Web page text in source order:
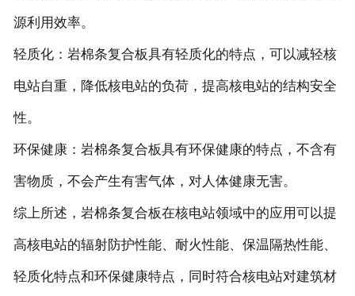
源利用效率。
轻质化：岩棉条复合板具有轻质化的特点，可以减轻核
电站自重，降低核电站的负荷，提高核电站的结构安全
性。
环保健康：岩棉条复合板具有环保健康的特点，不含有
害物质，不会产生有害气体，对人体健康无害。
综上所述，岩棉条复合板在核电站领域中的应用可以提
高核电站的辐射防护性能、耐火性能、保温隔热性能、
轻质化特点和环保健康特点，同时符合核电站对建筑材